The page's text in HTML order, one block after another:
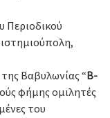
Περιοδικού
Βαβυλωνίας “B-
φήμης ομιλητές
του